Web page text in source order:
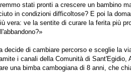
stati pronti a crescere un bambino
in condizioni difficoltose? E poi la
vera: ve la sentite di curare la ferita più
decide di cambiare percorso e sceglie la
i canali della Comunità di Sant'Egidio,
una bimba cambogiana di 8 anni, che